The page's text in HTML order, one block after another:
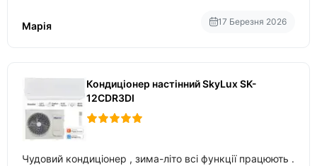
Марія
17 Березня 2026
Кондиціонер настінний SkyLux SK-
12CDR3DI
Чудовий кондиціонер , зима-літо всі функції працюють .